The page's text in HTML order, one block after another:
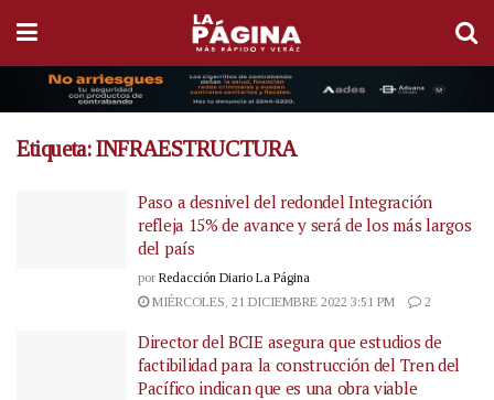
Etiqueta:INFRAESTRUCTURA
Paso a desnivel del redondel Integración
refleja 15% de avance y será de los más largos
del país
por Redacción Diario La Página
MIÉRCOLES, 21 DICIEMBRE 2022 3:51 PM
2
Director del BCIE asegura que estudios de
factibilidad para la construcción del Tren del
Pacífico indican que es una obra viable